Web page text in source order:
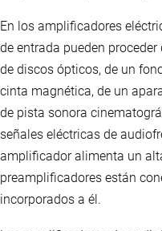
En los amplificadores
de entrada pueden
de discos ópticos, de un
cinta magnética, de un
de pista sonora
señales eléctricas de
amplificador alimenta un
preamplificadores están
incorporados a él.